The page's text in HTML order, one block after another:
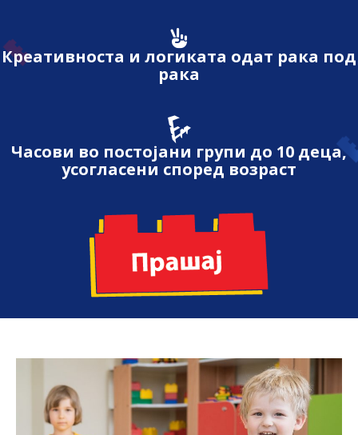
Креативноста и логиката одат рака под
рака
Часови во постојани групи до 10 деца,
усогласени според возраст